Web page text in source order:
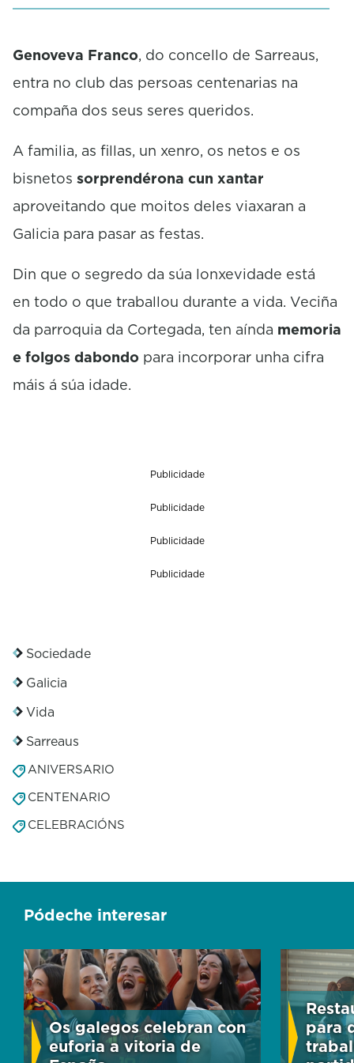
s
Genoveva Franco, do concello de Sarreaus,
entra no club das persoas centenarias na
compaña dos seus seres queridos.
A familia, as fillas, un xenro, os netos e os
bisnetos sorprendérona cun xantar
aproveitando que moitos deles viaxaran a
Galicia para pasar as festas.
Din que o segredo da súa lonxevidade está
en todo o que traballou durante a vida. Veciña
da parroquia da Cortegada, ten aínda memoria
e folgos dabondo para incorporar unha cifra
máis á súa idade.
Publicidade
Publicidade
Publicidade
Publicidade
Sociedade
Galicia
Vida
Sarreaus
ANIVERSARIO
CENTENARIO
CELEBRACIÓNS
Pódeche interesar
Os galegos celebran con
euforia a vitoria de
para